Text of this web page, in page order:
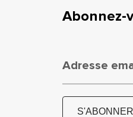
Abonnez-
Adresse
S'ABONNER